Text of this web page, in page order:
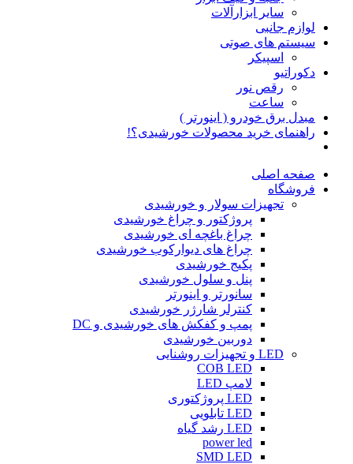
سایر ابزارآلات
لوازم جانبی
سیستم های صوتی
اسپیکر
دکوراتیو
رقص نور
ساعت
مبدل برق خودرو ( اینورتر )
راهنمای خرید محصولات خورشیدی؟!
صفحه اصلی
فروشگاه
تجهیزات سولار و خورشیدی
پروژکتور و چراغ خورشیدی
چراغ باغچه ای خورشیدی
چراغ های دیوارکوب خورشیدی
پکیج خورشیدی
پنل و سلول خورشیدی
سانورتر و اینورتر
کنترلر شارژر خورشیدی
پمپ و کفکش های خورشیدی و DC
دوربین خورشیدی
LED و تجهیزات روشنایی
COB LED
لامپ LED
LED پروژکتوری
LED تابلویی
LED رشد گیاه
power led
SMD LED